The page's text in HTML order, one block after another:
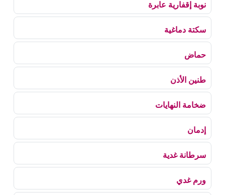
نوبة إقفارية عابرة
سكتة دماغية
حماض
طنين الأذن
ضخامة النهايات
إدمان
سرطانة غدية
ورم غدي